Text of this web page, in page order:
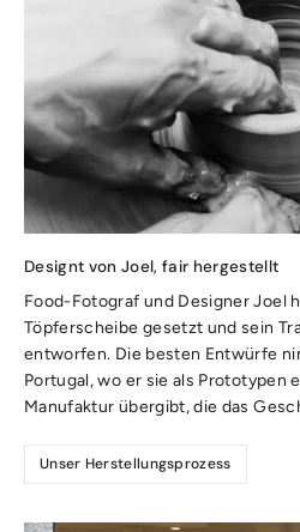
Designt von Joel, fair hergestellt
Food-Fotograf und Designer Joel
Töpferscheibe gesetzt und sein
entworfen. Die besten Entwürfe
Portugal, wo er sie als Prototypen
Manufaktur übergibt, die das
Unser Herstellungsprozess